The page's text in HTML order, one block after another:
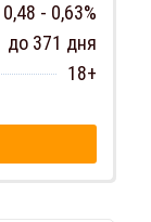
0,48 - 0,63%
до 371 дня
18+